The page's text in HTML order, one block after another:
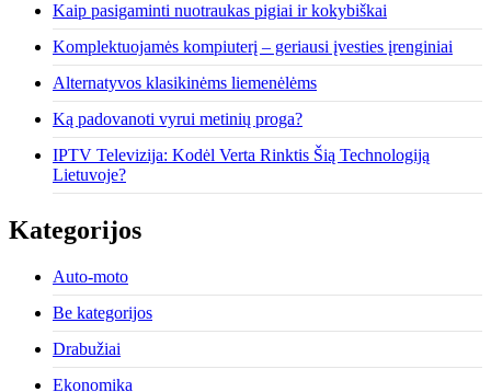
Kaip pasigaminti nuotraukas pigiai ir kokybiškai
Komplektuojamės kompiuterį – geriausi įvesties įrenginiai
Alternatyvos klasikinėms liemenėlėms
Ką padovanoti vyrui metinių proga?
IPTV Televizija: Kodėl Verta Rinktis Šią Technologiją
Lietuvoje?
Kategorijos
Auto-moto
Be kategorijos
Drabužiai
Ekonomika